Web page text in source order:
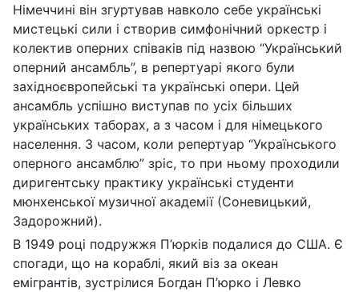
Німеччині він згуртував навколо себе українські
мистецькі сили і створив симфонічний оркестр і
колектив оперних співаків під назвою “Український
оперний ансамбль”, в репертуарі якого були
західноєвропейські та українські опери. Цей
ансамбль успішно виступав по усіх більших
українських таборах, а з часом і для німецького
населення. З часом, коли репертуар “Українського
оперного ансамблю” зріс, то при ньому проходили
диригентську практику українські студенти
мюнхенської музичної академії (Соневицький,
Задорожний).
В 1949 році подружжя П’юрків подалися до США. Є
спогади, що на кораблі, який віз за океан
емігрантів, зустрілися Богдан П’юрко і Левко